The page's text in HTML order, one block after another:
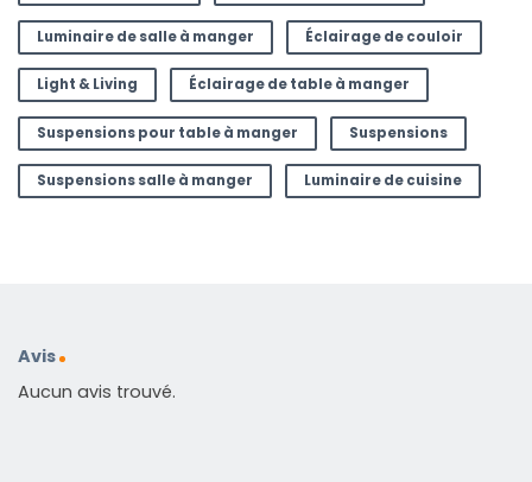
Luminaire de salle à manger Éclairage de couloir
Light & Living Éclairage de table à manger
Suspensions pour table à manger Suspensions
Suspensions salle à manger Luminaire de cuisine
Avis
Aucun avis trouvé.